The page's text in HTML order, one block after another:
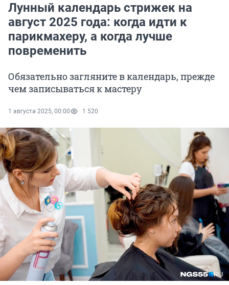
Лунный календарь стрижек на
август 2025 года: когда идти к
парикмахеру, а когда лучше
повременить
Обязательно загляните в календарь, прежде
чем записываться к мастеру
1 августа 2025, 00:00 1 520